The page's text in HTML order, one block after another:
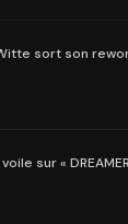
sort son
sur «